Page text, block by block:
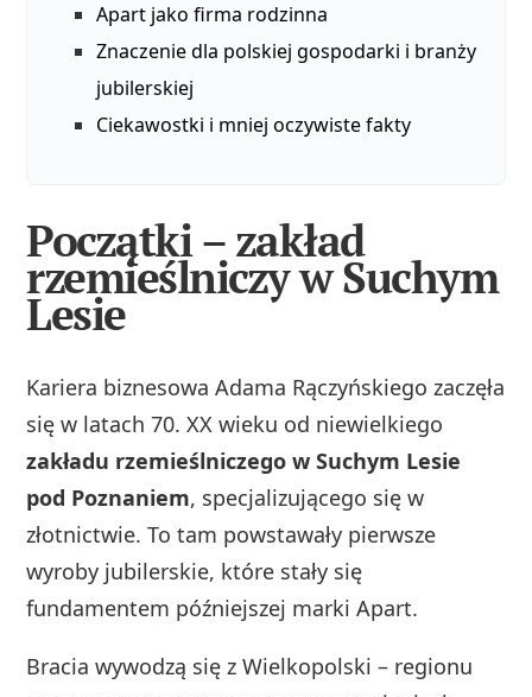
Apart jako firma rodzinna
Znaczenie dla polskiej gospodarki i branży
jubilerskiej
Ciekawostki i mniej oczywiste fakty
Początki – zakład
rzemieślniczy w Suchym
Lesie
Kariera biznesowa Adama Rączyńskiego zaczęła
się w latach 70. XX wieku od niewielkiego
zakładu rzemieślniczego w Suchym Lesie
pod Poznaniem, specjalizującego się w
złotnictwie. To tam powstawały pierwsze
wyroby jubilerskie, które stały się
fundamentem późniejszej marki Apart.
Bracia wywodzą się z Wielkopolski – regionu